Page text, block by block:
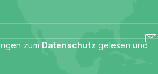
zum Datenschutz gelesen und